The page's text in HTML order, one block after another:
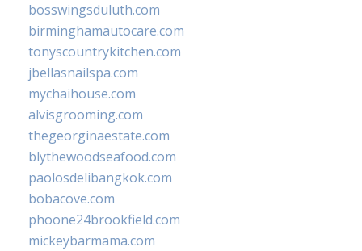
bosswingsduluth.com
birminghamautocare.com
tonyscountrykitchen.com
jbellasnailspa.com
mychaihouse.com
alvisgrooming.com
thegeorginaestate.com
blythewoodseafood.com
paolosdelibangkok.com
bobacove.com
phoone24brookfield.com
mickeybarmama.com